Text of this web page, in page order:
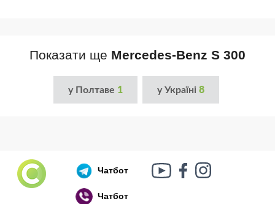
Показати ще Mercedes-Benz S 300
у Полтаве 1 у Україні 8
Чатбот
Чатбот